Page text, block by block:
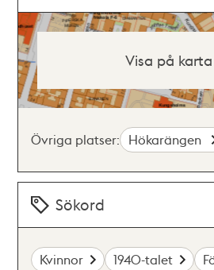
Visa på karta
Övriga platser: Hökarängen
Sökord
Kvinnor 1940-talet